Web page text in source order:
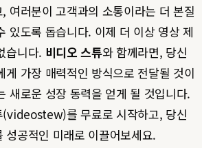
여러분이 고객과의 소통이라는 더 본질
있도록 돕습니다. 이제 더 이상 영상 제
습니다. 비디오 스튜와 함께라면, 당신
게 가장 매력적인 방식으로 전달될 것이
새로운 성장 동력을 얻게 될 것입니다.
(videostew)를 무료로 시작하고, 당신
성공적인 미래로 이끌어보세요.